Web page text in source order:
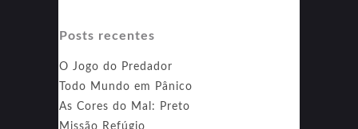
Posts recentes
O Jogo do Predador
Todo Mundo em Pânico
As Cores do Mal: Preto
Missão Refúgio